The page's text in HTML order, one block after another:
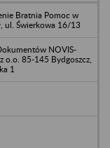
Bratnia Pomoc w
ul. Świerkowa 16/13
NOVIS-
o.o. 85-145 Bydgoszcz,
1